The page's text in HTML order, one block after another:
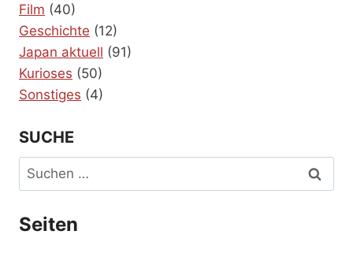
Film (40)
Geschichte (12)
Japan aktuell (91)
Kurioses (50)
Sonstiges (4)
SUCHE
Suchen
nach:
Seiten